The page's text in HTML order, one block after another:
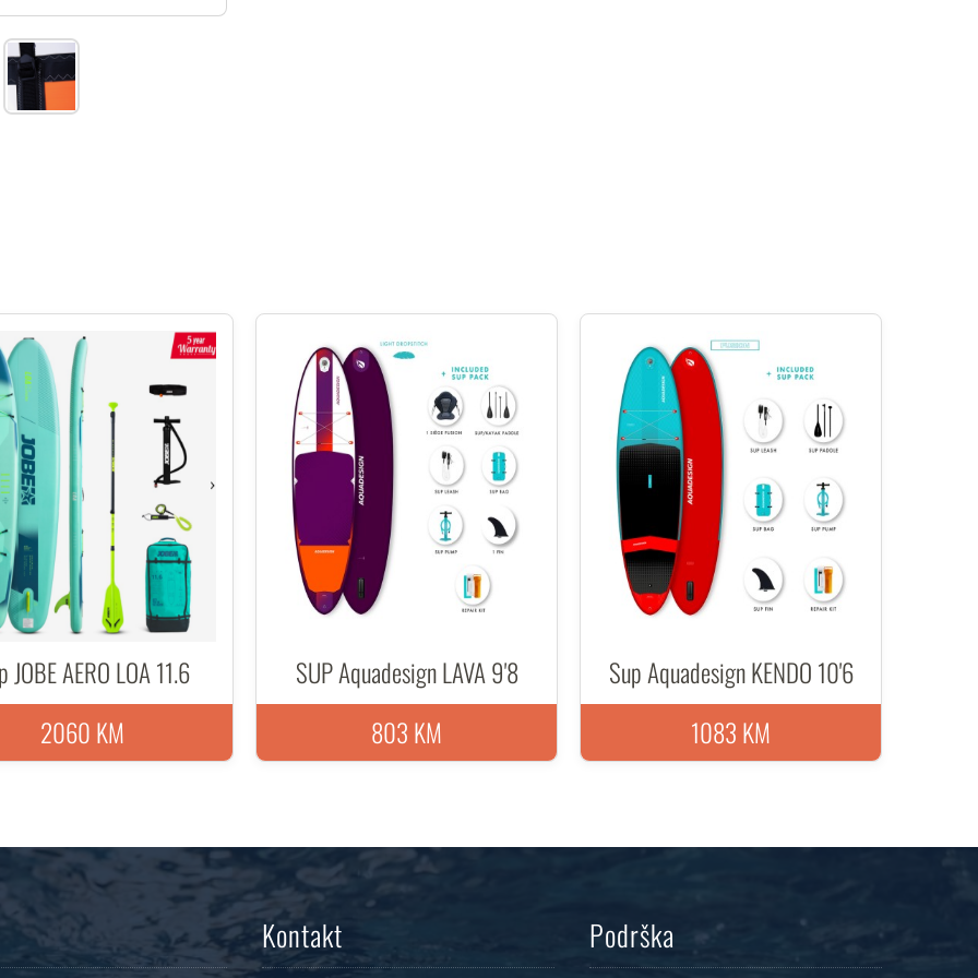
JOBE AERO LOA 11.6
2060 KM
SUP Aquadesign LAVA 9'8
803 KM
Sup Aquadesign KENDO 10'6
1083 KM
Kontakt Podrška